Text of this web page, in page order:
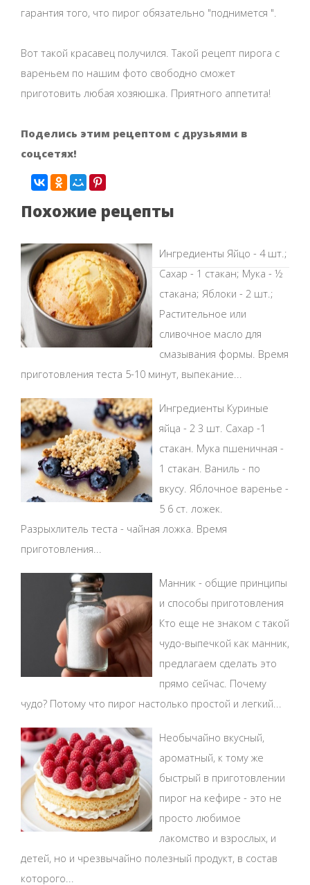
гарантия того, что пирог обязательно "поднимется ".
Вот такой красавец получился. Такой рецепт пирога с
вареньем по нашим фото свободно сможет
приготовить любая хозяюшка. Приятного аппетита!
Поделись этим рецептом с друзьями в
соцсетях!
Похожие рецепты
Ингредиенты Яйцо - 4 шт.;
Сахар - 1 стакан; Мука - ½
стакана; Яблоки - 2 шт.;
Растительное или
сливочное масло для
смазывания формы. Время
приготовления теста 5-10 минут, выпекание...
Ингредиенты Куриные
яйца - 2 3 шт. Сахар -1
стакан. Мука пшеничная -
1 стакан. Ваниль - по
вкусу. Яблочное варенье -
5 6 ст. ложек.
Разрыхлитель теста - чайная ложка. Время
приготовления...
Манник - общие принципы
и способы приготовления
Кто еще не знаком с такой
чудо-выпечкой как манник,
предлагаем сделать это
прямо сейчас. Почему
чудо? Потому что пирог настолько простой и легкий...
Необычайно вкусный,
ароматный, к тому же
быстрый в приготовлении
пирог на кефире - это не
просто любимое
лакомство и взрослых, и
детей, но и чрезвычайно полезный продукт, в состав
которого...